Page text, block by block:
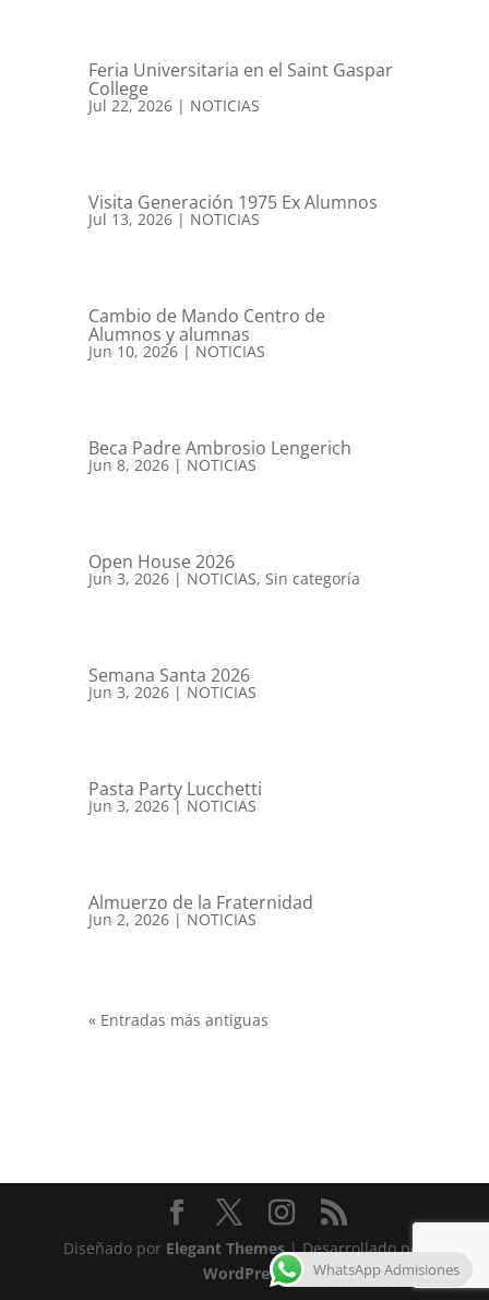
Feria Universitaria en el Saint Gaspar
College
Jul 22, 2026| NOTICIAS
Visita Generación 1975 Ex Alumnos
Jul 13, 2026| NOTICIAS
Cambio de Mando Centro de
Alumnos y alumnas
Jun 10, 2026| NOTICIAS
Beca Padre Ambrosio Lengerich
Jun 8, 2026| NOTICIAS
Open House 2026
Jun 3, 2026| NOTICIAS, Sin categoría
Semana Santa 2026
Jun 3, 2026| NOTICIAS
Pasta Party Lucchetti
Jun 3, 2026| NOTICIAS
Almuerzo de la Fraternidad
Jun 2, 2026| NOTICIAS
« Entradas más antiguas
Diseñado por Elegant Themes| Desarrollado por
WordPress
WhatsApp Admisiones